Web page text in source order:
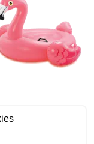
livraison
métropolitaine,
et Monaco
livraison: A
sur notresuivi
en ligne.